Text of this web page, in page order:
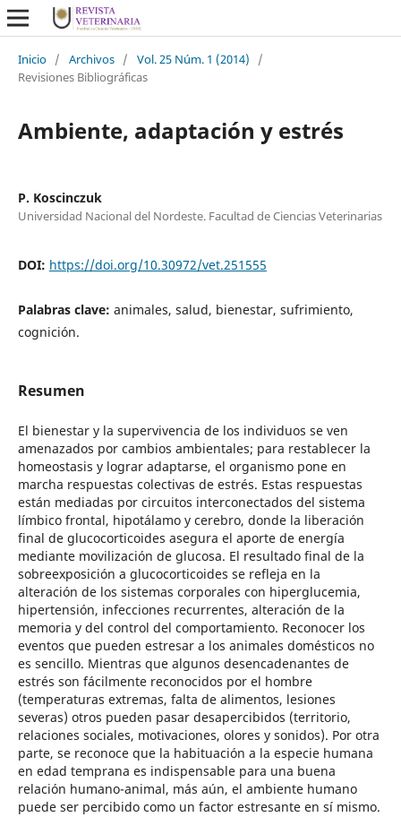
Inicio / Archivos / Vol. 25 Núm. 1 (2014)
/
Revisiones Bibliográficas
Ambiente, adaptación y estrés
P. Koscinczuk
Universidad Nacional del Nordeste. Facultad de Ciencias Veterinarias
DOI: https://doi.org/10.30972/vet.251555
Palabras clave: animales, salud, bienestar, sufrimiento,
cognición.
Resumen
El bienestar y la supervivencia de los individuos se ven
amenazados por cambios ambientales; para restablecer la
homeostasis y lograr adaptarse, el organismo pone en
marcha respuestas colectivas de estrés. Estas respuestas
están mediadas por circuitos interconectados del sistema
límbico frontal, hipotálamo y cerebro, donde la liberación
final de glucocorticoides asegura el aporte de energía
mediante movilización de glucosa. El resultado final de la
sobreexposición a glucocorticoides se refleja en la
alteración de los sistemas corporales con hiperglucemia,
hipertensión, infecciones recurrentes, alteración de la
memoria y del control del comportamiento. Reconocer los
eventos que pueden estresar a los animales domésticos no
es sencillo. Mientras que algunos desencadenantes de
estrés son fácilmente reconocidos por el hombre
(temperaturas extremas, falta de alimentos, lesiones
severas) otros pueden pasar desapercibidos (territorio,
relaciones sociales, motivaciones, olores y sonidos). Por otra
parte, se reconoce que la habituación a la especie humana
en edad temprana es indispensable para una buena
relación humano-animal, más aún, el ambiente humano
puede ser percibido como un factor estresante en sí mismo.